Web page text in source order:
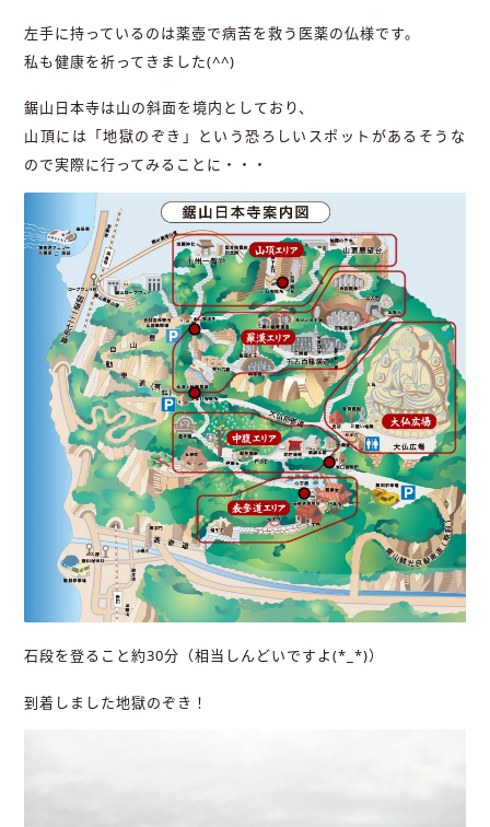
左手に持っているのは薬壺で病苦を救う医薬の仏様です。
私も健康を祈ってきました(^^)
鋸山日本寺は山の斜面を境内としており、
山頂には「地獄のぞき」という恐ろしいスポットがあるそうな
ので実際に行ってみることに・・・
石段を登ること約30分（相当しんどいですよ(*_*)）
到着しました地獄のぞき！